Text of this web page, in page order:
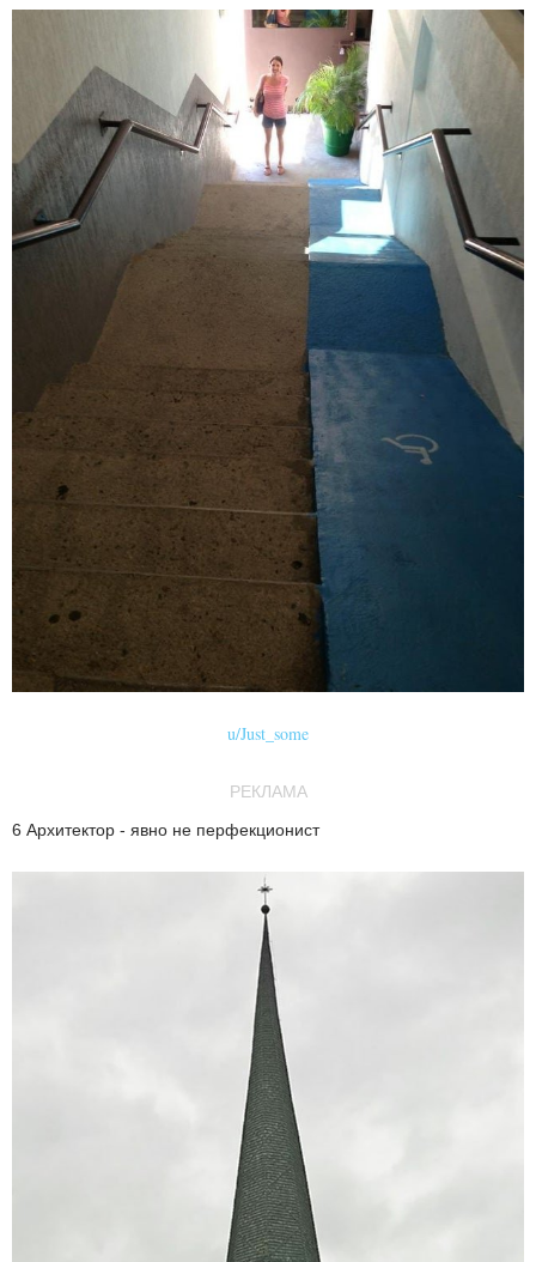
u/Just_some
РЕКЛАМА
6 Архитектор - явно не перфекционист